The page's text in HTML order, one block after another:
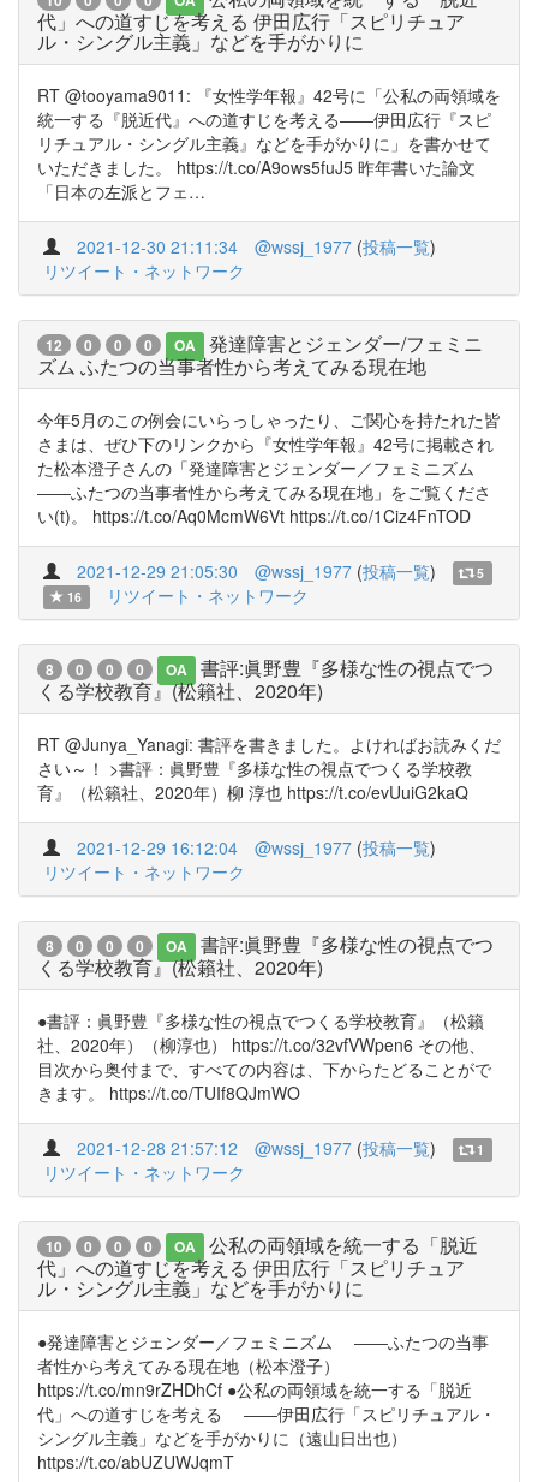
代」への道すじを考える 伊田広行「スピリチュア
ル・シングル主義」などを手がかりに
RT @tooyama9011: 『女性学年報』42号に「公私の両領域を
統一する『脱近代』への道すじを考える――伊田広行『スピ
リチュアル・シングル主義』などを手がかりに」を書かせて
いただきました。 https://t.co/A9ows5fuJ5 昨年書いた論文
「日本の左派とフェ…
2021-12-30 21:11:34 @wssj_1977 (投稿一覧)
リツイート・ネットワーク
12 0 0 0 OA
発達障害とジェンダー/フェミニ
ズム ふたつの当事者性から考えてみる現在地
今年5月のこの例会にいらっしゃったり、ご関心を持たれた皆
さまは、ぜひ下のリンクから『女性学年報』42号に掲載され
た松本澄子さんの「発達障害とジェンダー／フェミニズム
――ふたつの当事者性から考えてみる現在地」をご覧くださ
い(t)。 https://t.co/Aq0McmW6Vt https://t.co/1Ciz4FnTOD
2021-12-29 21:05:30 @wssj_1977 (投稿一覧)
5
16
リツイート・ネットワーク
8 0 0 0 OA
書評:眞野豊『多様な性の視点でつ
くる学校教育』(松籟社、2020年)
RT @Junya_Yanagi: 書評を書きました。よければお読みくだ
さい～！ >書評：眞野豊『多様な性の視点でつくる学校教
育』（松籟社、2020年）柳 淳也 https://t.co/evUuiG2kaQ
2021-12-29 16:12:04 @wssj_1977 (投稿一覧)
リツイート・ネットワーク
8 0 0 0 OA
書評:眞野豊『多様な性の視点でつ
くる学校教育』(松籟社、2020年)
●書評：眞野豊『多様な性の視点でつくる学校教育』（松籟
社、2020年）（柳淳也） https://t.co/32vfVWpen6 その他、
目次から奥付まで、すべての内容は、下からたどることがで
きます。 https://t.co/TUIf8QJmWO
2021-12-28 21:57:12 @wssj_1977 (投稿一覧) 1
リツイート・ネットワーク
10 0 0 0 OA
公私の両領域を統一する「脱近
代」への道すじを考える 伊田広行「スピリチュア
ル・シングル主義」などを手がかりに
●発達障害とジェンダー／フェミニズム ――ふたつの当事
者性から考えてみる現在地（松本澄子）
https://t.co/mn9rZHDhCf ●公私の両領域を統一する「脱近
代」への道すじを考える ――伊田広行「スピリチュアル・
シングル主義」などを手がかりに（遠山日出也）
https://t.co/abUZUWJqmT